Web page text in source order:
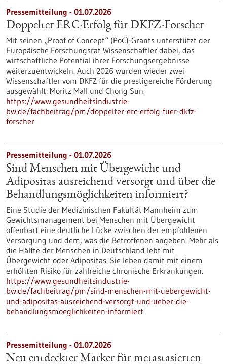
Pressemitteilung - 01.07.2026
Doppelter ERC-Erfolg für DKFZ-Forscher
Mit seinen „Proof of Concept“ (PoC)-Grants unterstützt der
Europäische Forschungsrat Wissenschaftler dabei, das
wirtschaftliche Potential ihrer Forschungsergebnisse
weiterzuentwickeln. Auch 2026 wurden wieder zwei
Wissenschaftler vom DKFZ für die prestigereiche Förderung
ausgewählt: Moritz Mall und Chong Sun.
https://www.gesundheitsindustrie-
bw.de/fachbeitrag/pm/doppelter-erc-erfolg-fuer-dkfz-
forscher
Pressemitteilung - 01.07.2026
Sind Menschen mit Übergewicht und
Adipositas ausreichend versorgt und über die
Behandlungsmöglichkeiten informiert?
Eine Studie der Medizinischen Fakultät Mannheim zum
Gewichtsmanagement bei Menschen mit Übergewicht
offenbart eine deutliche Lücke zwischen der empfohlenen
Versorgung und dem, was die Betroffenen angeben. Mehr als
die Hälfte der Menschen in Deutschland lebt mit
Übergewicht oder Adipositas. Sie leben damit mit einem
erhöhten Risiko für zahlreiche chronische Erkrankungen.
https://www.gesundheitsindustrie-
bw.de/fachbeitrag/pm/sind-menschen-mit-uebergewicht-
und-adipositas-ausreichend-versorgt-und-ueber-die-
behandlungsmoeglichkeiten-informiert
Pressemitteilung - 01.07.2026
Neu entdeckter Marker für metastasierten